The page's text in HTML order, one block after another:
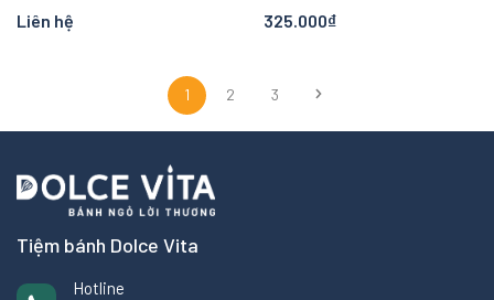
Liên hệ 325.000₫
1 2 3
Tiệm bánh Dolce Vita
Hotline